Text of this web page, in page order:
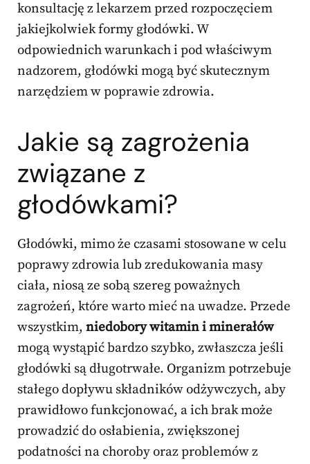
konsultację z lekarzem przed rozpoczęciem
jakiejkolwiek formy głodówki. W
odpowiednich warunkach i pod właściwym
nadzorem, głodówki mogą być skutecznym
narzędziem w poprawie zdrowia.
Jakie są zagrożenia
związane z
głodówkami?
Głodówki, mimo że czasami stosowane w celu
poprawy zdrowia lub zredukowania masy
ciała, niosą ze sobą szereg poważnych
zagrożeń, które warto mieć na uwadze. Przede
wszystkim, niedobory witamin i minerałów
mogą wystąpić bardzo szybko, zwłaszcza jeśli
głodówki są długotrwałe. Organizm potrzebuje
stałego dopływu składników odżywczych, aby
prawidłowo funkcjonować, a ich brak może
prowadzić do osłabienia, zwiększonej
podatności na choroby oraz problemów z